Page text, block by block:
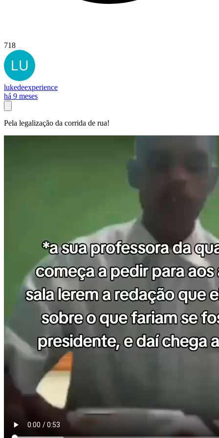
718
lukedeexperience
há 9 meses
Pela legalização da corrida de rua!